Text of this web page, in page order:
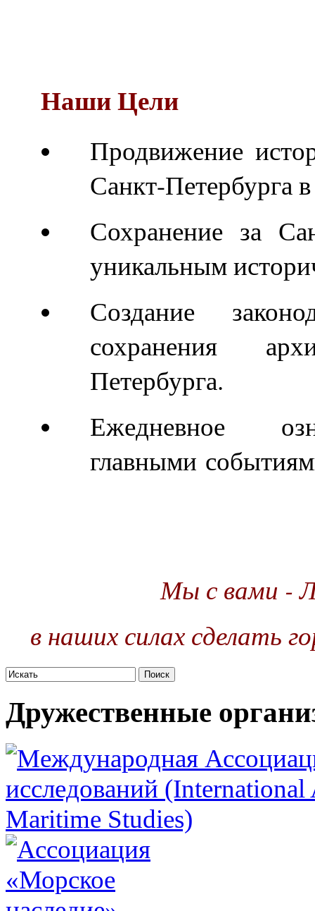
Наши Цели
Продвижение
Санкт-Петербурга
Сохранение за
уникальным
Создание
сохранения
Петербурга.
Ежедневное
главными
Мы с вами -
в наших силах сделать
Дружественные